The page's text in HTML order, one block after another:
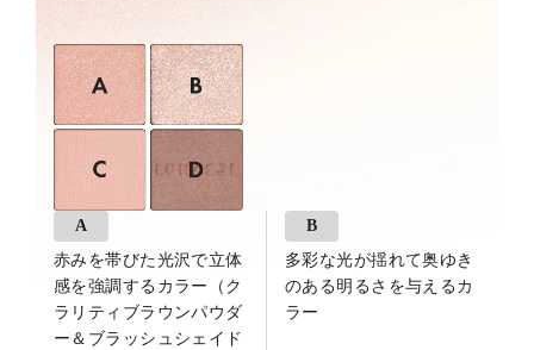
A
赤みを帯びた光沢で立体
感を強調するカラー（ク
ラリティブラウンパウダ
ー＆ブラッシュシェイド
B
多彩な光が揺れて奥ゆき
のある明るさを与えるカ
ラー